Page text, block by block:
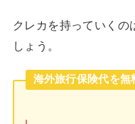
クレカを持っていくの
しょう。
海外旅行保険代を無